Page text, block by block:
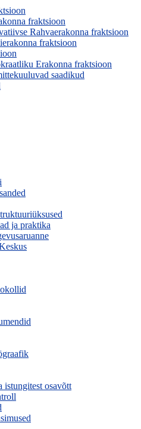
fraktsioon
Rahvaerakonna fraktsioon
fraktsioon
Erakonna fraktsioon
saadikud
ja praktika
istungitest osavõtt